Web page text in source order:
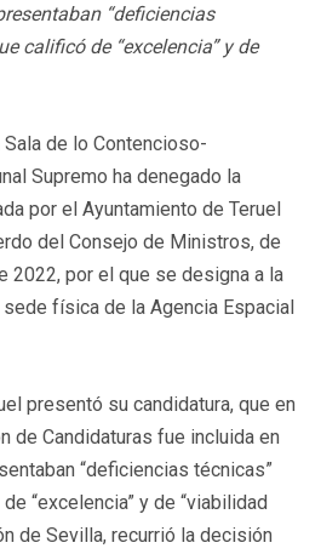
“deficiencias
calificó de “excelencia” y de
de lo Contencioso-
Supremo ha denegado la
por el Ayuntamiento de Teruel
del Consejo de Ministros, de
2022, por el que se designa a la
física de la Agencia Espacial
presentó su candidatura, que en
de Candidaturas fue incluida en
“deficiencias técnicas”
“excelencia” y de “viabilidad
de Sevilla, recurrió la decisión